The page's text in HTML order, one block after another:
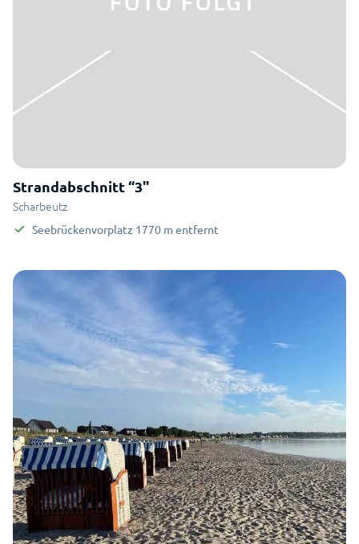
Strandabschnitt “3"
Scharbeutz
Seebrückenvorplatz 1770 m entfernt